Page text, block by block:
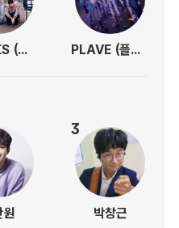
CORTIS (코르티스) PLAVE (플레이브)
원
3
박창근